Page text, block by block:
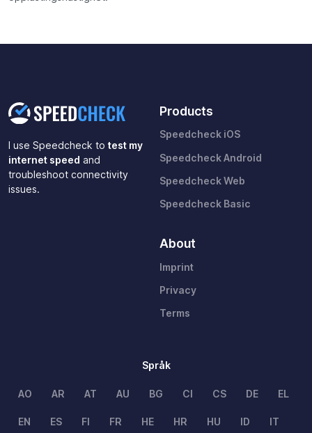
I use Speedcheck to test my
internet speed and
troubleshoot connectivity
issues.
Products
Speedcheck iOS
Speedcheck Android
Speedcheck Web
Speedcheck Basic
About
Imprint
Privacy
Terms
Språk
AO AR AT AU BG CI CS DE EL
EN ES FI FR HE HR HU ID IT